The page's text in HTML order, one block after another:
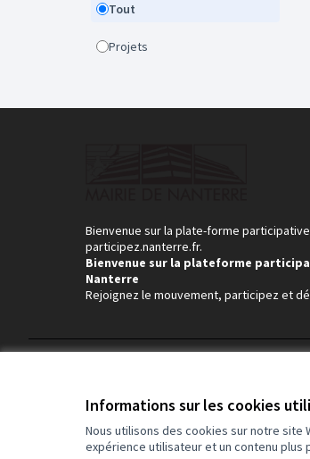
Informations sur les cookies
Nous utilisons des cookies sur notre site
expérience utilisateur et un contenu plus
Tout
Projets
Bienvenue sur la plate-forme
participez.nanterre.fr.
Bienvenue sur la plateforme
Nanterre
Rejoignez le mouvement, participez et